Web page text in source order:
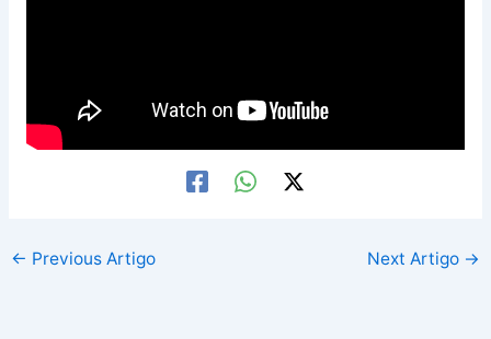
← Previous Artigo Next Artigo →